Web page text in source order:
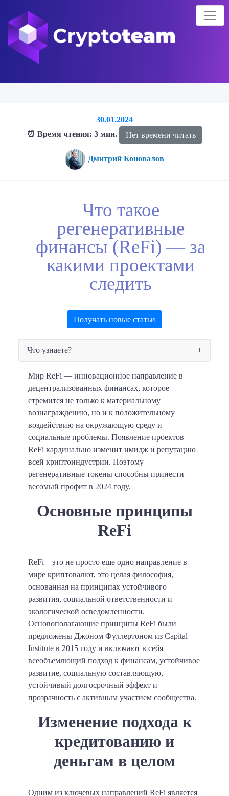
30.01.2024
⏰ Время чтения: 3 мин.
Нет времени читать
Дмитрий Коновалов
регенеративные финансы (ReFi) — за какими проектами следить
Что такое
регенеративные
финансы (ReFi) — за
какими проектами
следить
Получать новые статьи
Что узнаете?
Мир ReFi — инновационное направление в
децентрализованных финансах, которое
стремится не только к материальному
вознаграждению, но и к положительному
воздействию на окружающую среду и
социальные проблемы. Появление проектов
ReFi кардинально изменит имидж и репутацию
всей криптоиндустрии. Поэтому
регенеративные токены способны принести
весомый профит в 2024 году.
Основные принципы
ReFi
ReFi – это не просто еще одно направление в
мире криптовалют, это целая философия,
основанная на принципах устойчивого
развития, социальной ответственности и
экологической осведомленности.
Основополагающие принципы ReFi были
предложены Джоном Фуллертоном из Capital
Institute в 2015 году и включают в себя
всеобъемлющий подход к финансам, устойчивое
развитие, социальную составляющую,
устойчивый долгосрочный эффект и
прозрачность с активным участием сообщества.
Изменение подхода к
кредитованию и
деньгам в целом
Одним из ключевых направлений ReFi является